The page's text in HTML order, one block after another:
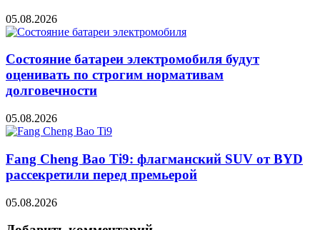
05.08.2026
Состояние батареи электромобиля будут
оценивать по строгим нормативам
долговечности
05.08.2026
Fang Cheng Bao Ti9: флагманский SUV от BYD
рассекретили перед премьерой
05.08.2026